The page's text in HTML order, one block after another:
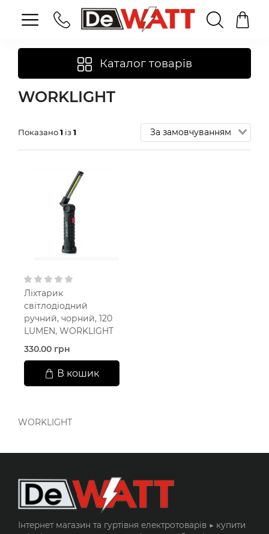
Каталог товарів
WORKLIGHT
Показано1 із 1
Ліхтарик
світлодіодний
ручний, чорний, 120
LUMEN, WORKLIGHT
330.00 грн
В кошик
WORKLIGHT
Інтернет магазин та гуртівня електротоварів ▶️ купити